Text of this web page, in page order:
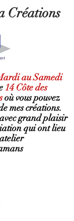
Créations
au Samedi
14 Côte des
oùvous pouvez
mes créations.
grand plaisir
qui ont lieu